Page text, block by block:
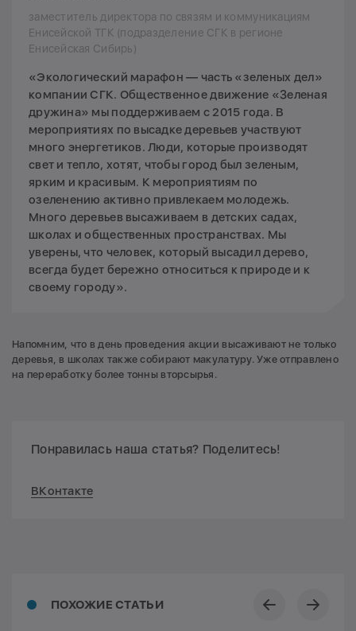
заместитель директора по связям и коммуникациям
Енисейской ТГК (подразделение СГК в регионе
Енисейская Сибирь)
«Экологический марафон — часть «зеленых дел»
компании СГК. Общественное движение «Зеленая
дружина» мы поддерживаем с 2015 года. В
мероприятиях по высадке деревьев участвуют
много энергетиков. Люди, которые производят
свет и тепло, хотят, чтобы город был зеленым,
ярким и красивым. К мероприятиям по
озеленению активно привлекаем молодежь.
Много деревьев высаживаем в детских садах,
школах и общественных пространствах. Мы
уверены, что человек, который высадил дерево,
всегда будет бережно относиться к природе и к
своему городу».
Напомним, что в день проведения акции высаживают не только
деревья, в школах также собирают макулатуру. Уже отправлено
на переработку более тонны вторсырья.
Понравилась наша статья? Поделитесь!
ВКонтакте
ПОХОЖИЕ СТАТЬИ